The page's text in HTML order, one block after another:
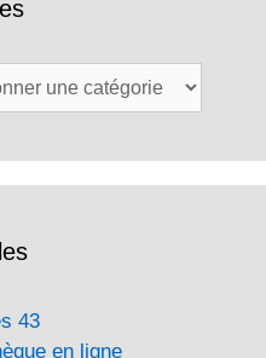
43
en ligne